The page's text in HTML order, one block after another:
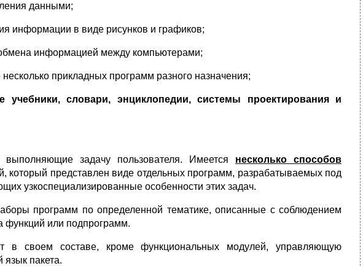
данными;
информации в виде рисунков и графиков;
информацией между компьютерами;
прикладных программ разного назначения;
словари, энциклопедии, системы проектирования и
задачу пользователя. Имеется несколько способов
который представлен виде отдельных программ, разрабатываемых под
узкоспециализированные особенности этих задач.
программ по определенной тематике, описанные с соблюдением
функций или подпрограмм.
своем составе, кроме функциональных модулей, управляющую
пакета.